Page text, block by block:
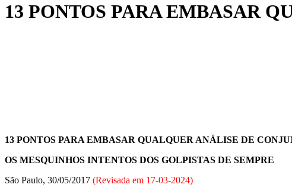
13 PONTOS PARA EMBASAR
13 PONTOS PARA EMBASAR QUALQUER ANÁLISE DE
OS MESQUINHOS INTENTOS DOS GOLPISTAS DE SEMPRE
São Paulo, 30/05/2017 (Revisada em 17-03-2024)